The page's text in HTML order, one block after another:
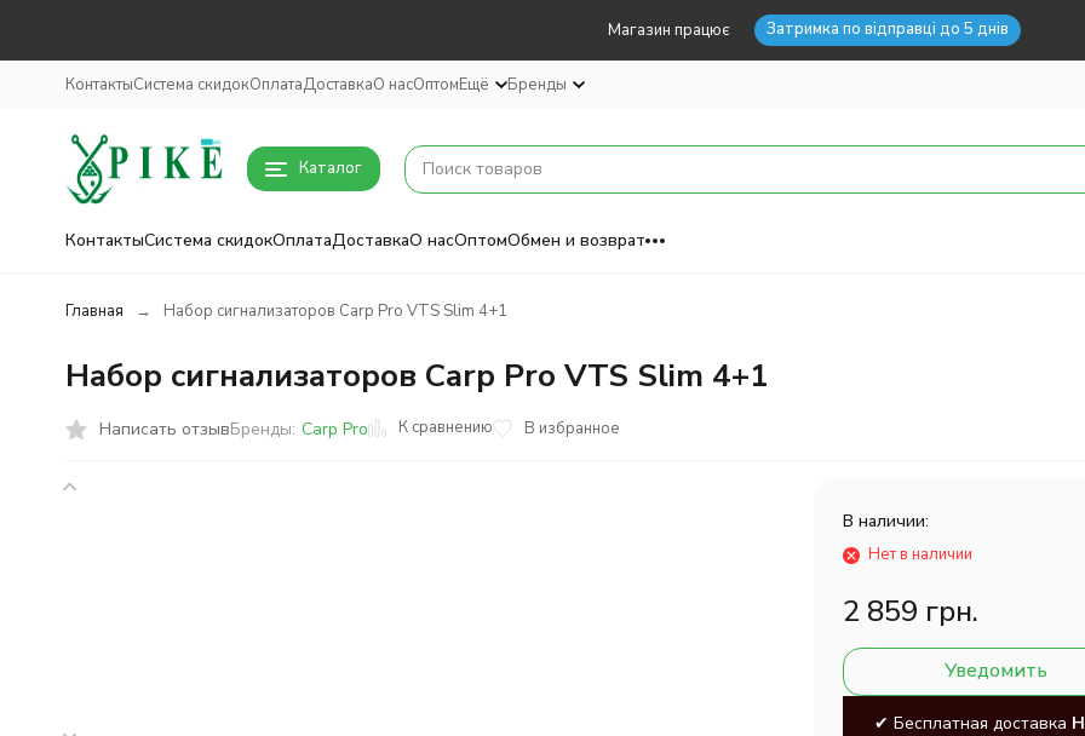
Магазин працює Затримка по відправці до 5 днів
КонтактыСистема скидокОплатаДоставкаО насОптомЕщё Бренды
Каталог
КонтактыСистема скидокОплатаДоставкаО насОптомОбмен и возврат
Главная Набор сигнализаторов Carp Pro VTS Slim 4+1
Набор сигнализаторов Carp Pro VTS Slim 4+1
Написать отзывБренды: Carp Pro К сравнению В избранное
В наличии:
Нет в наличии
2 859 грн.
Уведомить
✔ Бесплатная доставка